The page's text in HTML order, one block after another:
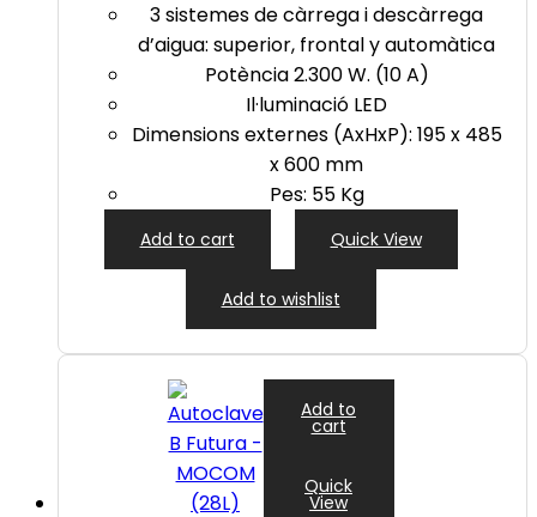
3 sistemes de càrrega i descàrrega
d’aigua: superior, frontal y automàtica
Potència 2.300 W. (10 A)
Il·luminació LED
Dimensions externes (AxHxP): 195 x 485
x 600 mm
Pes: 55 Kg
Add to cart Quick View
Add to wishlist
Add to
cart
Quick
View